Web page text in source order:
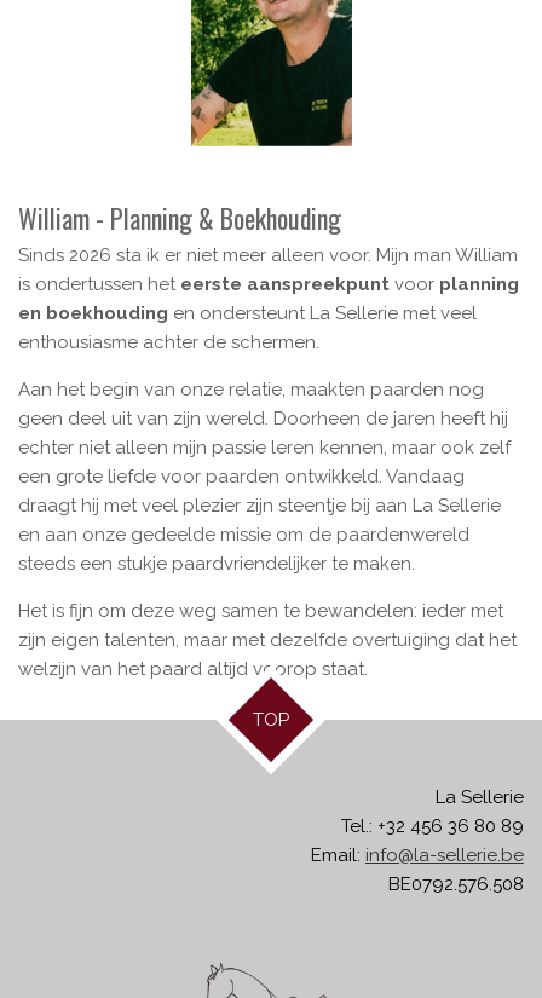
William - Planning & Boekhouding
Sinds 2026 sta ik er niet meer alleen voor. Mijn man William
is ondertussen het eerste aanspreekpunt voor planning
en boekhouding en ondersteunt La Sellerie met veel
enthousiasme achter de schermen.
Aan het begin van onze relatie, maakten paarden nog
geen deel uit van zijn wereld. Doorheen de jaren heeft hij
echter niet alleen mijn passie leren kennen, maar ook zelf
een grote liefde voor paarden ontwikkeld. Vandaag
draagt hij met veel plezier zijn steentje bij aan La Sellerie
en aan onze gedeelde missie om de paardenwereld
steeds een stukje paardvriendelijker te maken.
Het is fijn om deze weg samen te bewandelen: ieder met
zijn eigen talenten, maar met dezelfde overtuiging dat het
welzijn van het paard altijd voorop staat.
TOP
La Sellerie
Tel.: +32 456 36 80 89
Email: info@la-sellerie.be
BE0792.576.508